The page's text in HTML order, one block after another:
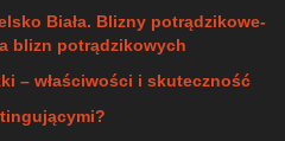
Biała. Blizny potrądzikowe-
blizn potrądzikowych
– właściwości i skuteczność